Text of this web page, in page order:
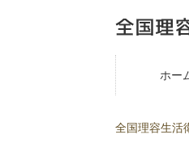
ホー
全国理容生活